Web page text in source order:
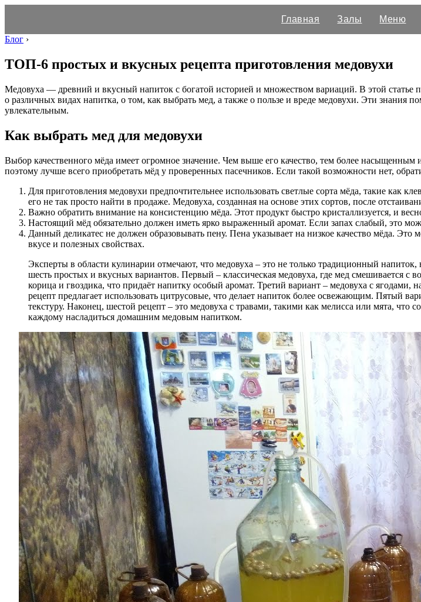
Главная Залы Меню
Блог ›
ТОП-6 простых и вкусных рецепта приготовления медовухи
Медовуха — древний и вкусный напиток с богатой историей и множеством вариаций. В этой
о различных видах напитка, о том, как выбрать мед, а также о пользе и вреде медовухи. Эти знания
увлекательным.
Как выбрать мед для медовухи
Выбор качественного мёда имеет огромное значение. Чем выше его качество, тем более
поэтому лучше всего приобретать мёд у проверенных пасечников. Если такой возможности нет,
Для приготовления медовухи предпочтительнее использовать светлые сорта мёда, такие
его не так просто найти в продаже. Медовуха, созданная на основе этих сортов, после
Важно обратить внимание на консистенцию мёда. Этот продукт быстро кристаллизуется, и
Настоящий мёд обязательно должен иметь ярко выраженный аромат. Если запах слабый, это
Данный деликатес не должен образовывать пену. Пена указывает на низкое качество мёда. Это
вкусе и полезных свойствах.
Эксперты в области кулинарии отмечают, что медовуха – это не только традиционный
шесть простых и вкусных вариантов. Первый – классическая медовуха, где мед смешивается с
корица и гвоздика, что придаёт напитку особый аромат. Третий вариант – медовуха с
рецепт предлагает использовать цитрусовые, что делает напиток более освежающим. Пятый
текстуру. Наконец, шестой рецепт – это медовуха с травами, такими как мелисса или мята,
каждому насладиться домашним медовым напитком.